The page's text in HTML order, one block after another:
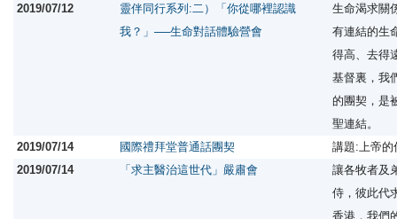
2019/07/12
靈伴同行系列:二）「你從哪裡認識
我？」──生命對話體驗營會
生命渴求關
有連結的生
得高、去得
基督裏，我
的團契，是
聖連結。
2019/07/14
國際禮拜堂普通話團契
講題:上帝
2019/07/14
「求主醫治這世代」嚴肅會
讓各牧者及
侍，彼此代
香港，我們